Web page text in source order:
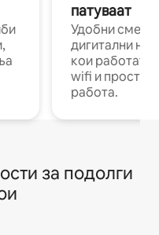
патуваат
Удобни
дигитални
кои работат
wifi и
работа.
за подолги